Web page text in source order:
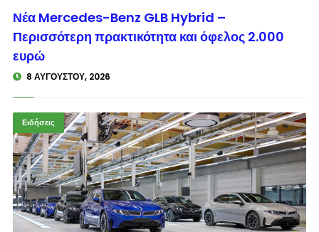
Νέα Mercedes-Benz GLB Hybrid –
Περισσότερη πρακτικότητα και όφελος 2.000
ευρώ
8 ΑΥΓΟΎΣΤΟΥ, 2026
Ειδήσεις